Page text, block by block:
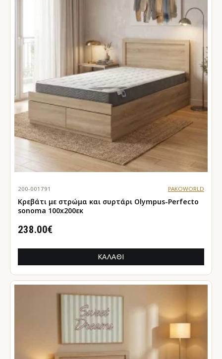
200-001791 PAKOWORLD
Κρεβάτι με στρώμα και συρτάρι Olympus-Perfecto
sonoma 100x200εκ
238.00€
ΚΑΛΆΘΙ